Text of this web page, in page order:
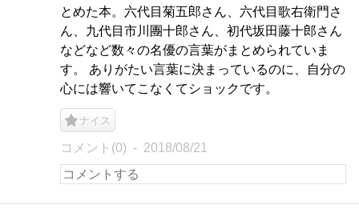
とめた本。六代目菊五郎さん、六代目歌右衛門さ
ん、九代目市川團十郎さん、初代坂田藤十郎さん
などなど数々の名優の言葉がまとめられていま
す。 ありがたい言葉に決まっているのに、自分の
心には響いてこなくてショックです。
ナイス
コメント(0) 2018/08/21